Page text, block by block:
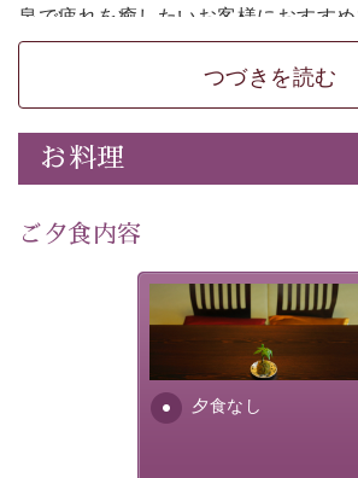
泉で疲れを癒したいお客様におすすめ
ご朝食は個室の料亭で気兼ねなくお
-----------【安心への取り組み】
個室料亭、貸切風呂のご利用が可能
滞在いただけるよう
30項目以上からなる独自の衛生・消
徹底した衛生管理を行っております。
-------------------------------------------------
・朝食は個室料亭で個室食
・諏訪大社4社を巡る無料参拝バス（
・館内着をご用意
つづきを読む
お料理
ご夕食内容
夕食なし
夕食なしご夕食を追加さ
場合は、二食付きのプ
お選びくださいませ。